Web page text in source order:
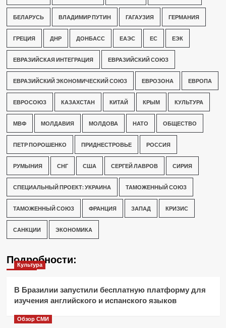
БЕЛАРУСЬ ВЛАДИМИР ПУТИН ГАГАУЗИЯ ГЕРМАНИЯ
ГРЕЦИЯ ДНР ДОНБАСС ЕАЭС ЕС ЕЭК
ЕВРАЗИЙСКАЯ ИНТЕГРАЦИЯ ЕВРАЗИЙСКИЙ СОЮЗ
ЕВРАЗИЙСКИЙ ЭКОНОМИЧЕСКИЙ СОЮЗ ЕВРОЗОНА ЕВРОПА
ЕВРОСОЮЗ КАЗАХСТАН КИТАЙ КРЫМ КУЛЬТУРА
МВФ МОЛДАВИЯ МОЛДОВА НАТО ОБЩЕСТВО
ПЕТР ПОРОШЕНКО ПРИДНЕСТРОВЬЕ РОССИЯ
РУМЫНИЯ СНГ США СЕРГЕЙ ЛАВРОВ СИРИЯ
СПЕЦИАЛЬНЫЙ ПРОЕКТ: УКРАИНА ТАМОЖЕННЫЙ СОЮЗ
ТАМОЖЕННЫЙ СОЮЗ ФРАНЦИЯ ЗАПАД КРИЗИС
САНКЦИИ ЭКОНОМИКА
Подробности:
Культура
В Бразилии запустили бесплатную платформу для
изучения английского и испанского языков
Обзор СМИ